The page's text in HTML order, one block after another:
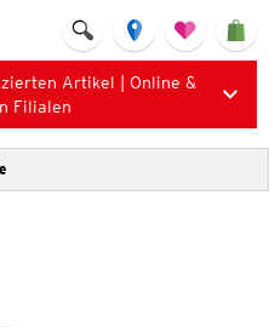
Artikel | Online &
Filialen